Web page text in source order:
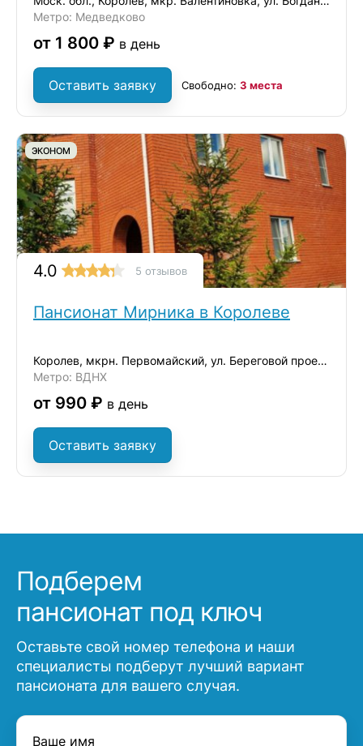
Метро: Медведково
от 1 800 ₽ в день
Оставить заявку Свободно: 3 места
ЭКОНОМ
4.0 5 отзывов
Пансионат Мирника в Королеве
Королев, мкрн. Первомайский, ул. Береговой проезд, д.2
Метро: ВДНХ
от 990 ₽ в день
Оставить заявку
Подберем
пансионат под ключ
Оставьте свой номер телефона и наши
специалисты подберут лучший вариант
пансионата для вашего случая.